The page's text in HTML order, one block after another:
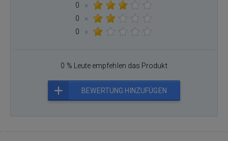
0
×
0
×
0
×
0 % Leute empfehlen das Produkt
BEWERTUNG HINZUFÜGEN